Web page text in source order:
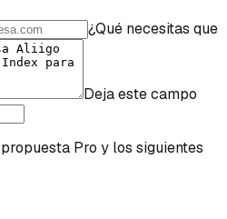
¿Qué necesitas que
Deja este campo
Pro y los siguientes